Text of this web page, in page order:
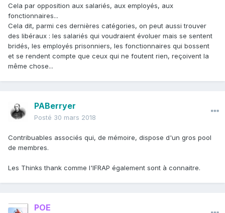
Cela par opposition aux salariés, aux employés, aux
fonctionnaires...
Cela dit, parmi ces dernières catégories, on peut aussi trouver
des libéraux : les salariés qui voudraient évoluer mais se sentent
bridés, les employés prisonniers, les fonctionnaires qui bossent
et se rendent compte que ceux qui ne foutent rien, reçoivent la
même chose...
PABerryer
Posté 30 mars 2018
Contribuables associés qui, de mémoire, dispose d'un gros pool
de membres.
Les Thinks thank comme l'IFRAP également sont à connaitre.
POE